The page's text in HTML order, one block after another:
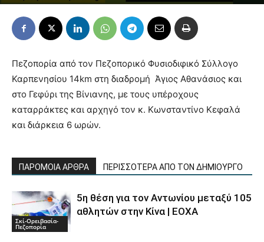
Πεζοπορία από τον Πεζοπορικό Φυσιοδιφικό Σύλλογο
Καρπενησίου 14km στη διαδρομή Άγιος Αθανάσιος και
στο Γεφύρι της Βίνιανης, με τους υπέροχους
καταρράκτες και αρχηγό τον κ. Κωνσταντίνο Κεφαλά
και διάρκεια 6 ωρών.
ΠΑΡΟΜΟΙΑ ΑΡΘΡΑ ΠΕΡΙΣΣΟΤΕΡΑ ΑΠΟ ΤΟΝ ΔΗΜΙΟΥΡΓΟ
Σκί-Ορειβασία-
Πεζοπορία
5η θέση για τον Αντωνίου μεταξύ 105
αθλητών στην Κίνα | ΕΟΧΑ